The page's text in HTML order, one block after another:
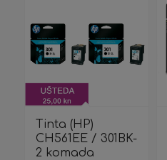
Tinta (HP)
CH561EE / 301BK-
2 komada